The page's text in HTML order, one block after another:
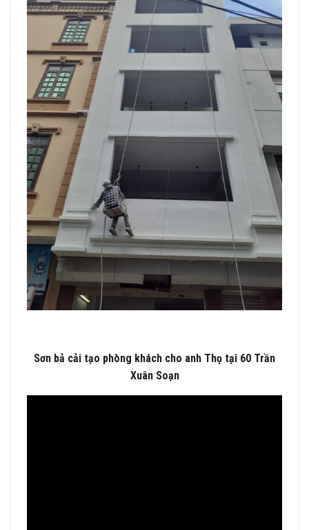
Sơn bả cải tạo phòng khách cho anh Thọ tại 60 Trần
Xuân Soạn